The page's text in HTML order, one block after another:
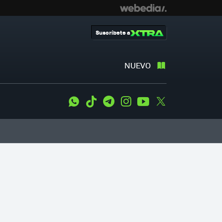
NUEVO
Suscríbete a
WhatsApp
Tiktok TelegramInstagramYoutube